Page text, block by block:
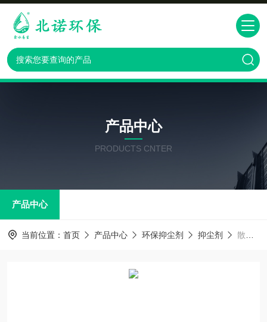
产品中心
PRODUCTS CNTER
产品中心
当前位置： 首页 产品中心 环保抑尘剂 抑尘剂 散煤抑尘剂防挥发